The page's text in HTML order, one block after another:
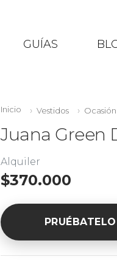
GUÍAS
Inicio Vestidos Ocasión
Juana Green
Alquiler
$370.000